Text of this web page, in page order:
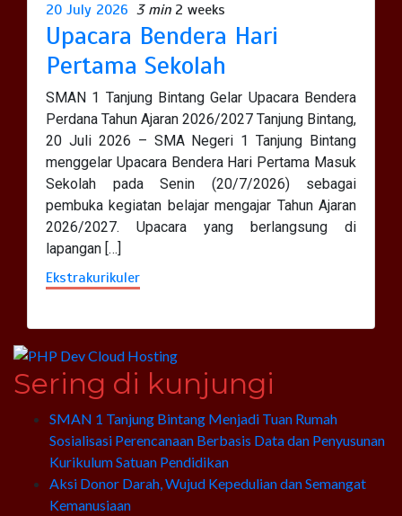
20 July 2026 3 min 2 weeks
Upacara Bendera Hari
Pertama Sekolah
SMAN 1 Tanjung Bintang Gelar Upacara Bendera
Perdana Tahun Ajaran 2026/2027 Tanjung Bintang,
20 Juli 2026 – SMA Negeri 1 Tanjung Bintang
menggelar Upacara Bendera Hari Pertama Masuk
Sekolah pada Senin (20/7/2026) sebagai
pembuka kegiatan belajar mengajar Tahun Ajaran
2026/2027. Upacara yang berlangsung di
lapangan […]
Ekstrakurikuler
Sering di kunjungi
SMAN 1 Tanjung Bintang Menjadi Tuan Rumah
Sosialisasi Perencanaan Berbasis Data dan Penyusunan
Kurikulum Satuan Pendidikan
Aksi Donor Darah, Wujud Kepedulian dan Semangat
Kemanusiaan